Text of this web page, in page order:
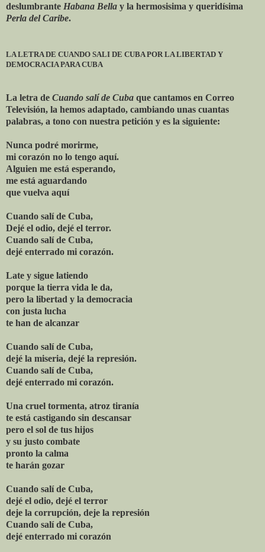
deslumbrante Habana Bella y la hermosisima y queridísima
Perla del Caribe.
LA LETRA DE CUANDO SALI DE CUBA POR LA LIBERTAD Y
DEMOCRACIA PARA CUBA
La letra de Cuando salí de Cuba que cantamos en Correo
Televisión, la hemos adaptado, cambiando unas cuantas
palabras, a tono con nuestra petición y es la siguiente:
Nunca podré morirme,
mi corazón no lo tengo aquí.
Alguien me está esperando,
me está aguardando
que vuelva aquí
Cuando salí de Cuba,
Dejé el odio, dejé el terror.
Cuando salí de Cuba,
dejé enterrado mi corazón.
Late y sigue latiendo
porque la tierra vida le da,
pero la libertad y la democracia
con justa lucha
te han de alcanzar
Cuando salí de Cuba,
dejé la miseria, dejé la represión.
Cuando salí de Cuba,
dejé enterrado mi corazón.
Una cruel tormenta, atroz tiranía
te está castigando sin descansar
pero el sol de tus hijos
y su justo combate
pronto la calma
te harán gozar
Cuando salí de Cuba,
dejé el odio, dejé el terror
deje la corrupción, deje la represión
Cuando salí de Cuba,
dejé enterrado mi corazón